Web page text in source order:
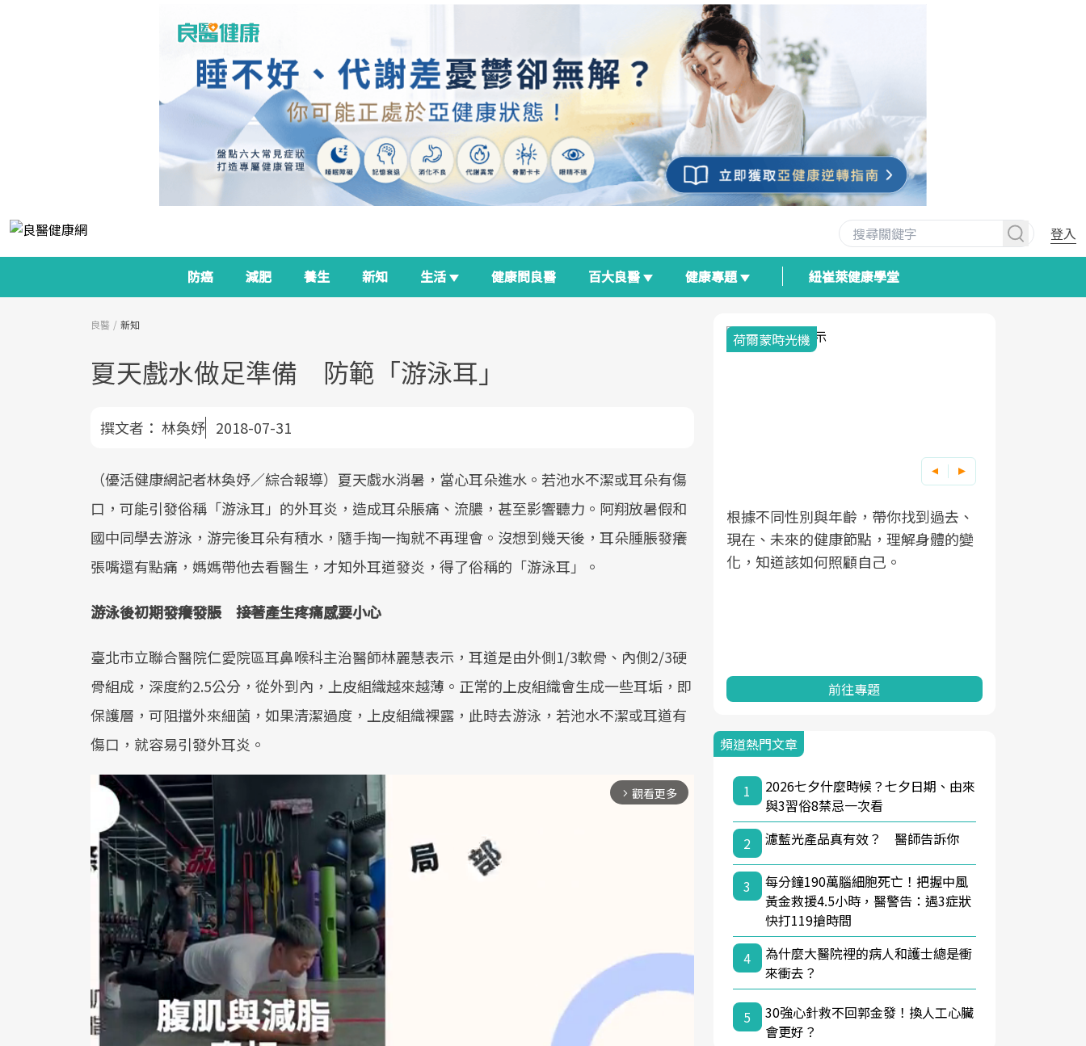
登入
防癌 減肥 養生 新知 生活 健康問良醫 百大良醫 健康專題 紐崔萊健康學堂
良醫 新知
夏天戲水做足準備 防範「游泳耳」
撰文者： 林奐妤 2018-07-31
（優活健康網記者林奐妤／綜合報導）夏天戲水消暑，當心耳朵進水。若池水不潔或耳朵有傷
口，可能引發俗稱「游泳耳」的外耳炎，造成耳朵脹痛、流膿，甚至影響聽力。阿翔放暑假和
國中同學去游泳，游完後耳朵有積水，隨手掏一掏就不再理會。沒想到幾天後，耳朵腫脹發癢
張嘴還有點痛，媽媽帶他去看醫生，才知外耳道發炎，得了俗稱的「游泳耳」。
游泳後初期發癢發脹 接著產生疼痛感要小心
臺北市立聯合醫院仁愛院區耳鼻喉科主治醫師林麗慧表示，耳道是由外側1/3軟骨、內側2/3硬
骨組成，深度約2.5公分，從外到內，上皮組織越來越薄。正常的上皮組織會生成一些耳垢，即
保護層，可阻擋外來細菌，如果清潔過度，上皮組織裸露，此時去游泳，若池水不潔或耳道有
傷口，就容易引發外耳炎。
arrow_forward_ios 觀看更多
面對超高齡社會的浪潮，台灣正在快速
邁向「健康照護」的新時代。隨著國家
政策如「健康台灣推動委員會」與「長
狀況、啟動健康管理的重要起點。
前往專題
2025年，就到良醫生活祭體驗「一站式
健康新生活」，從講座、體驗到運動，
全面啟動你的健康革命！
前往專題
良醫健康網從「換季的身體變化」出
發，透過醫學觀點與日常感受的對話，
建立對亞健康的認知，進而引導實際的
前往專題
荷爾蒙時光機
根據不同性別與年齡，帶你找到過去、
現在、未來的健康節點，理解身體的變
化，知道該如何照顧自己。
前往專題
頻道熱門文章
1
2026七夕什麼時候？七夕日期、由來
與3習俗8禁忌一次看
2
濾藍光產品真有效？ 醫師告訴你
3
每分鐘190萬腦細胞死亡！把握中風
黃金救援4.5小時，醫警告：遇3症狀
快打119搶時間
4
為什麼大醫院裡的病人和護士總是衝
來衝去？
5
30強心針救不回郭金發！換人工心臟
會更好？